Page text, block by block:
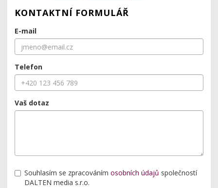
KONTAKTNÍ FORMULÁŘ
E-mail
Telefon
Vaš dotaz
Souhlasím se zpracováním osobních údajů společností
DALTEN media s.r.o.